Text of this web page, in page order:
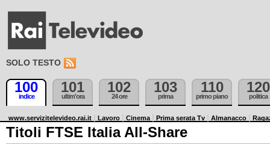
SOLO TESTO
100
indice
101
ultim'ora
102
24 ore
103
prima
110
primo piano
120
politica
www.servizitelevideo.rai.it Lavoro Cinema Prima serata Tv Almanacco
Titoli FTSE Italia All-Share